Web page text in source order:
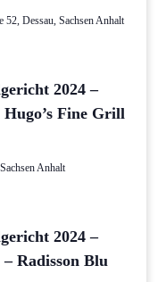
52, Dessau, Sachsen Anhalt
2024 –
Hugo’s Fine Grill
Anhalt
2024 –
– Radisson Blu